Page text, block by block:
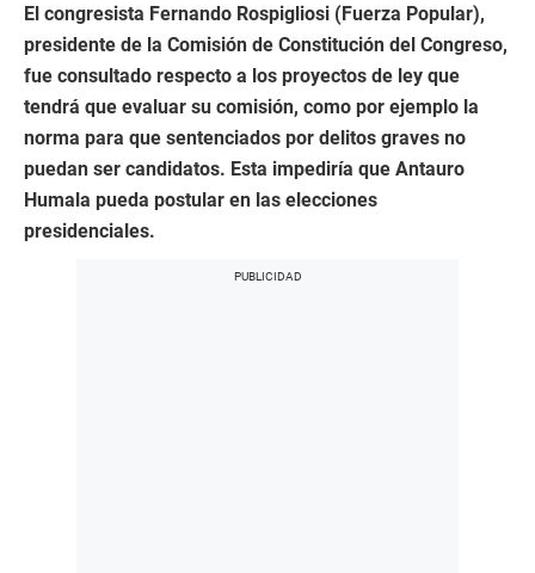
El congresista Fernando Rospigliosi (Fuerza Popular),
presidente de la Comisión de Constitución del Congreso,
fue consultado respecto a los proyectos de ley que
tendrá que evaluar su comisión, como por ejemplo la
norma para que sentenciados por delitos graves no
puedan ser candidatos. Esta impediría que Antauro
Humala pueda postular en las elecciones
presidenciales.